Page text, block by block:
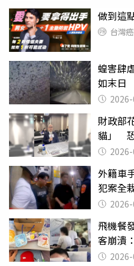
做到這
台灣
蝗害肆
如末日
財政部
貓」 恐
議
外籍車
犯案全
飛機餐
客崩潰
喝